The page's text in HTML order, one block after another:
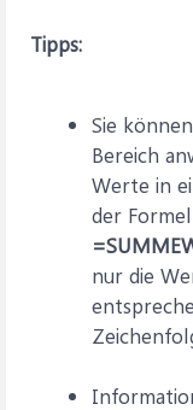
Tipps:
Sie
Bereich
Werte in
der Formel
nur die